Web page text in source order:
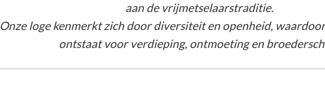
aan de vrijmetselaarstraditie.
Onze loge kenmerkt zich door diversiteit en openheid,
ontstaat voor verdieping, ontmoeting en